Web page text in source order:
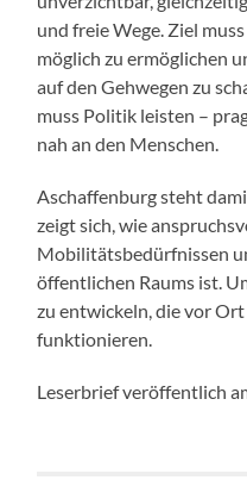
und freie Wege. Ziel
möglich zu ermöglichen
auf den Gehwegen zu
muss Politik leisten –
nah an den Menschen.
Aschaffenburg steht
zeigt sich, wie
Mobilitätsbedürfnissen
öffentlichen Raums ist.
zu entwickeln, die vor
funktionieren.
Leserbrief veröffentlich